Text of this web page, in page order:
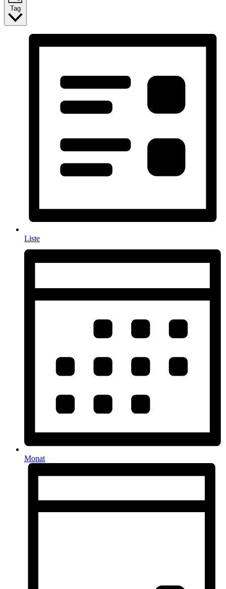
Tag
Liste
Monat